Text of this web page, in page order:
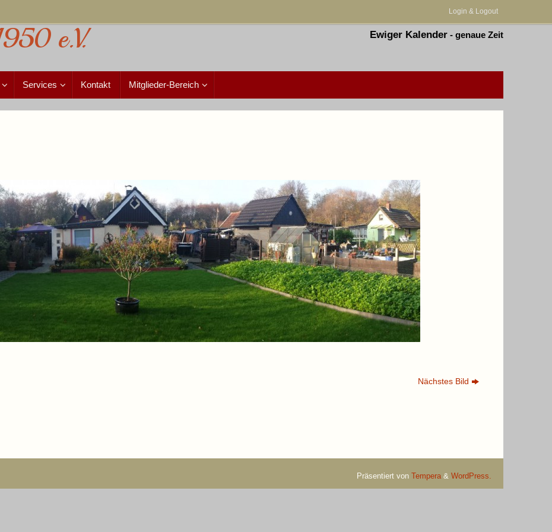
Login & Logout
e.V. Ewiger Kalender - genaue Zeit
Services Kontakt Mitglieder-Bereich
Nächstes Bild
Präsentiert von Tempera & WordPress.